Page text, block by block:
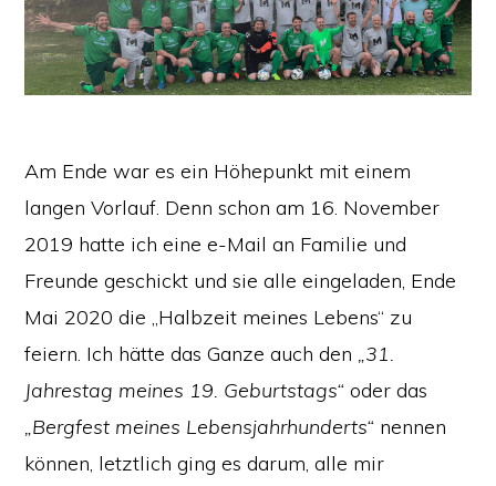
Am Ende war es ein Höhepunkt mit einem
langen Vorlauf. Denn schon am 16. November
2019 hatte ich eine e-Mail an Familie und
Freunde geschickt und sie alle eingeladen, Ende
Mai 2020 die „Halbzeit meines Lebens“ zu
feiern. Ich hätte das Ganze auch den „31.
Jahrestag meines 19. Geburtstags“ oder das
„Bergfest meines Lebensjahrhunderts“ nennen
können, letztlich ging es darum, alle mir